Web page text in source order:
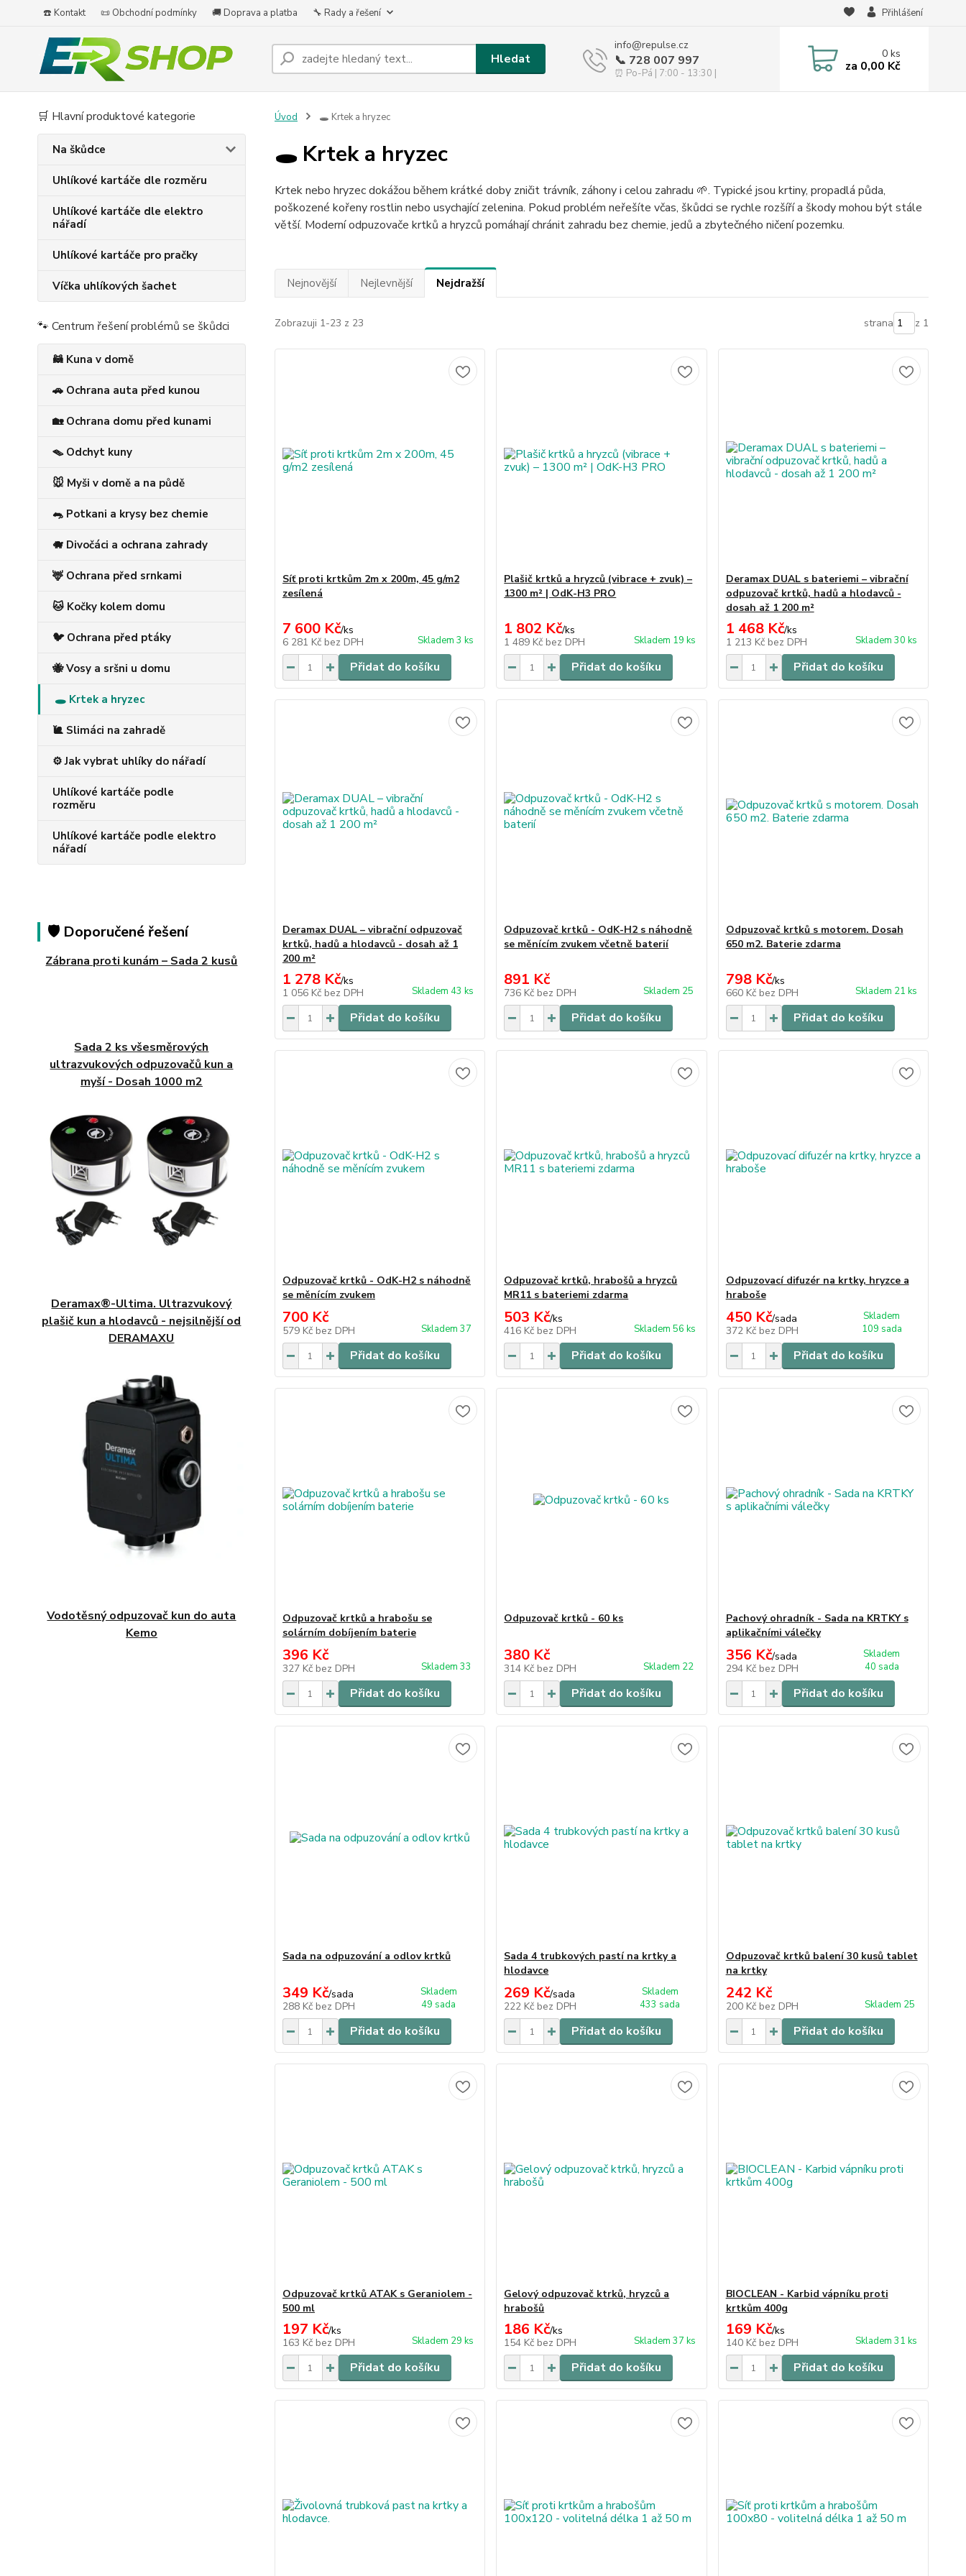
☎️ Kontakt 📜 Obchodní podmínky 🚚 Doprava a platba 🔧 Rady a řešení Přihlášení
Hledat
info@repulse.cz
📞 728 007 997
⏰ Po-Pá | 7:00 - 13:30 |
0ks
za 0,00 Kč
🛒 Hlavní produktové kategorie
Na škůdce
Uhlíkové kartáče dle rozměru
Uhlíkové kartáče dle elektro
nářadí
Uhlíkové kartáče pro pračky
Víčka uhlíkových šachet
🐾 Centrum řešení problémů se škůdci
🦝 Kuna v domě
🚗 Ochrana auta před kunou
🏡 Ochrana domu před kunami
🪤 Odchyt kuny
🐭 Myši v domě a na půdě
🐀 Potkani a krysy bez chemie
🐗 Divočáci a ochrana zahrady
🦌 Ochrana před srnkami
🐱 Kočky kolem domu
🐦 Ochrana před ptáky
🐝 Vosy a sršni u domu
🕳️ Krtek a hryzec
🐌 Slimáci na zahradě
⚙️ Jak vybrat uhlíky do nářadí
Uhlíkové kartáče podle
rozměru
Uhlíkové kartáče podle elektro
nářadí
🛡️ Doporučené řešení
Zábrana proti kunám – Sada 2 kusů
Sada 2 ks všesměrových
ultrazvukových odpuzovačů kun a
myší - Dosah 1000 m2
Deramax®-Ultima. Ultrazvukový
plašič kun a hlodavců - nejsilnější od
DERAMAXU
Vodotěsný odpuzovač kun do auta
Kemo
Úvod 🕳️ Krtek a hryzec
🕳️ Krtek a hryzec
Krtek nebo hryzec dokážou během krátké doby zničit trávník, záhony i celou zahradu 🌱. Typické jsou krtiny, propadlá půda,
poškozené kořeny rostlin nebo usychající zelenina. Pokud problém neřešíte včas, škůdci se rychle rozšíří a škody mohou být stále
větší. Moderní odpuzovače krtků a hryzců pomáhají chránit zahradu bez chemie, jedů a zbytečného ničení pozemku.
Nejnovější Nejlevnější Nejdražší
Zobrazuji 1-23 z 23 strana z 1
Síť proti krtkům 2m x 200m, 45 g/m2
zesílená
7 600 Kč/ks
6 281 Kč bez DPH Skladem 3 ks
Přidat do košíku
Plašič krtků a hryzců (vibrace + zvuk) –
1300 m² | OdK-H3 PRO
1 802 Kč/ks
1 489 Kč bez DPH Skladem 19 ks
Přidat do košíku
Deramax DUAL s bateriemi – vibrační
odpuzovač krtků, hadů a hlodavců -
dosah až 1 200 m²
1 468 Kč/ks
1 213 Kč bez DPH Skladem 30 ks
Přidat do košíku
Deramax DUAL – vibrační odpuzovač
krtků, hadů a hlodavců - dosah až 1
200 m²
1 278 Kč/ks
1 056 Kč bez DPH Skladem 43 ks
Přidat do košíku
Odpuzovač krtků - OdK-H2 s náhodně
se měnícím zvukem včetně baterií
891 Kč
736 Kč bez DPH Skladem 25
Přidat do košíku
Odpuzovač krtků s motorem. Dosah
650 m2. Baterie zdarma
798 Kč/ks
660 Kč bez DPH Skladem 21 ks
Přidat do košíku
Odpuzovač krtků - OdK-H2 s náhodně
se měnícím zvukem
700 Kč
579 Kč bez DPH Skladem 37
Přidat do košíku
Odpuzovač krtků, hrabošů a hryzců
MR11 s bateriemi zdarma
503 Kč/ks
416 Kč bez DPH Skladem 56 ks
Přidat do košíku
Odpuzovací difuzér na krtky, hryzce a
hraboše
450 Kč/sada
372 Kč bez DPH
Skladem
109 sada
Přidat do košíku
Odpuzovač krtků a hrabošu se
solárním dobíjením baterie
396 Kč
327 Kč bez DPH Skladem 33
Přidat do košíku
Odpuzovač krtků - 60 ks
380 Kč
314 Kč bez DPH Skladem 22
Přidat do košíku
Pachový ohradník - Sada na KRTKY s
aplikačními válečky
356 Kč/sada
294 Kč bez DPH
Skladem
40 sada
Přidat do košíku
Sada na odpuzování a odlov krtků
349 Kč/sada
288 Kč bez DPH
Skladem
49 sada
Přidat do košíku
Sada 4 trubkových pastí na krtky a
hlodavce
269 Kč/sada
222 Kč bez DPH
Skladem
433 sada
Přidat do košíku
Odpuzovač krtků balení 30 kusů tablet
na krtky
242 Kč
200 Kč bez DPH Skladem 25
Přidat do košíku
Odpuzovač krtků ATAK s Geraniolem -
500 ml
197 Kč/ks
163 Kč bez DPH Skladem 29 ks
Přidat do košíku
Gelový odpuzovač ktrků, hryzců a
hrabošů
186 Kč/ks
154 Kč bez DPH Skladem 37 ks
Přidat do košíku
BIOCLEAN - Karbid vápníku proti
krtkům 400g
169 Kč/ks
140 Kč bez DPH Skladem 31 ks
Přidat do košíku